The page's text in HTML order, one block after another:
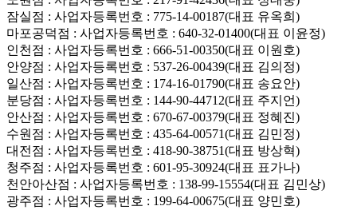
잠실점 : 사업자등록번호 : 775-14-00187(대표 유옥희)
마포공덕점 : 사업자등록번호 : 640-32-01400(대표 이윤정)
인천점 : 사업자등록번호 : 666-51-00350(대표 이원호)
안양점 : 사업자등록번호 : 537-26-00439(대표 김의정)
일산점 : 사업자등록번호 : 174-16-01790(대표 송요안)
분당점 : 사업자등록번호 : 144-90-44712(대표 주지언)
안산점 : 사업자등록번호 : 670-67-00379(대표 정혜진)
수원점 : 사업자등록번호 : 435-64-00571(대표 김민정)
대전점 : 사업자등록번호 : 418-90-38751(대표 방상혁)
청주점 : 사업자등록번호 : 601-95-30924(대표 표가나)
천안아산점 : 사업자등록번호 : 138-99-15554(대표 김민상)
광주점 : 사업자등록번호 : 199-64-00675(대표 양민호)